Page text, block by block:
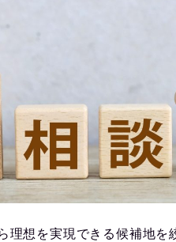
理想を実現できる候補地を